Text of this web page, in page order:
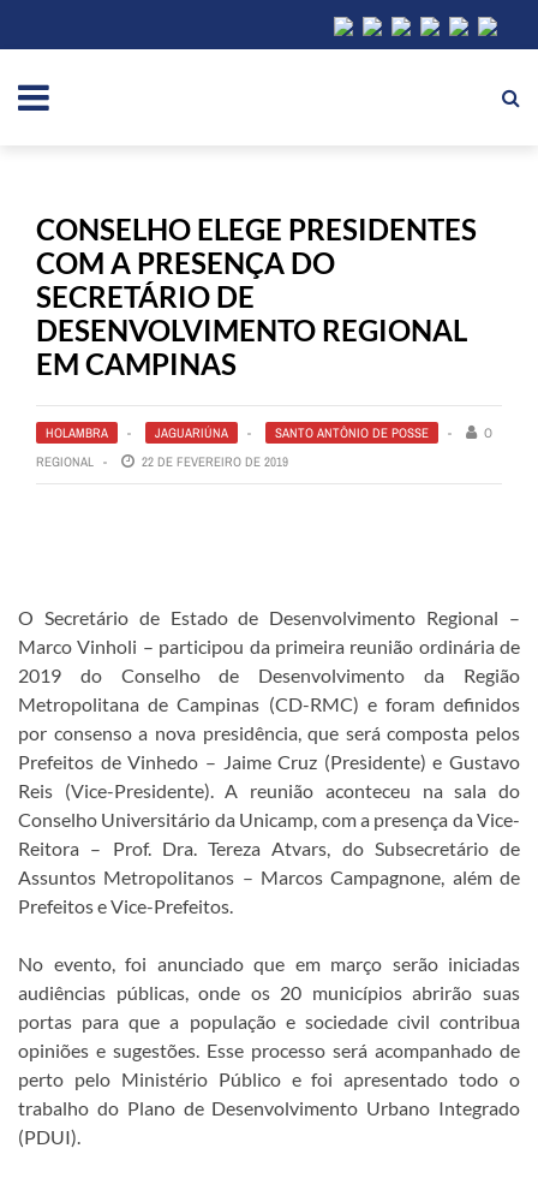
CONSELHO ELEGE PRESIDENTES
COM A PRESENÇA DO
SECRETÁRIO DE
DESENVOLVIMENTO REGIONAL
EM CAMPINAS
HOLAMBRA JAGUARIÚNA SANTO ANTÔNIO DE POSSE
O
REGIONAL
22 DE FEVEREIRO DE 2019
O Secretário de Estado de Desenvolvimento Regional –
Marco Vinholi – participou da primeira reunião ordinária de
2019 do Conselho de Desenvolvimento da Região
Metropolitana de Campinas (CD-RMC) e foram definidos
por consenso a nova presidência, que será composta pelos
Prefeitos de Vinhedo – Jaime Cruz (Presidente) e Gustavo
Reis (Vice-Presidente). A reunião aconteceu na sala do
Conselho Universitário da Unicamp, com a presença da Vice-
Reitora – Prof. Dra. Tereza Atvars, do Subsecretário de
Assuntos Metropolitanos – Marcos Campagnone, além de
Prefeitos e Vice-Prefeitos.
No evento, foi anunciado que em março serão iniciadas
audiências públicas, onde os 20 municípios abrirão suas
portas para que a população e sociedade civil contribua
opiniões e sugestões. Esse processo será acompanhado de
perto pelo Ministério Público e foi apresentado todo o
trabalho do Plano de Desenvolvimento Urbano Integrado
(PDUI).